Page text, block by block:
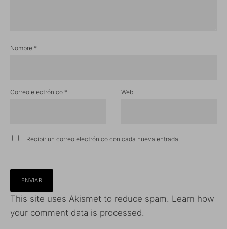
Nombre *
Correo electrónico * Web
Recibir un correo electrónico con cada nueva entrada.
This site uses Akismet to reduce spam. Learn how
your comment data is processed.